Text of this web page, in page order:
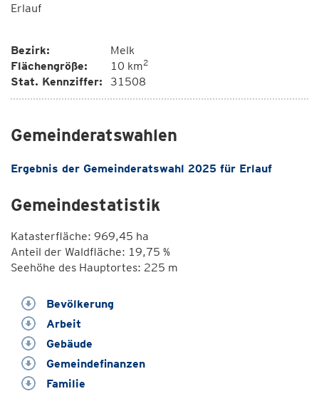
Erlauf
Bezirk:
Melk
Flächengröße:
10 km2
Stat. Kennziffer: 31508
Gemeinderatswahlen
Ergebnis der Gemeinderatswahl 2025 für Erlauf
Gemeindestatistik
Katasterfläche: 969,45 ha
Anteil der Waldfläche: 19,75 %
Seehöhe des Hauptortes: 225 m
Bevölkerung
Arbeit
Gebäude
Gemeindefinanzen
Familie